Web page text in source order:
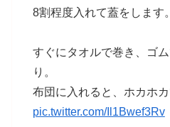
8割程度入れて蓋をします。
すぐにタオルで巻き、ゴ
り。
布団に入れると、ホカホ
pic.twitter.com/Il1Bwef3Rv